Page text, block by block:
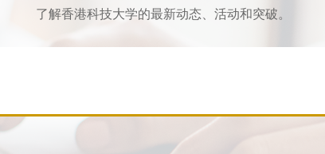
了解香港科技大学的最新动态、活动和突破。